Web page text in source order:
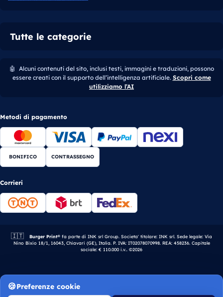
Tutte le categorie
🤖 Alcuni contenuti del sito, inclusi testi, immagini e traduzioni, possono
essere creati con il supporto dell’intelligenza artificiale. Scopri come
utilizziamo l’AI
Metodi di pagamento
BONIFICO CONTRASSEGNO
Corrieri
🇮🇹 Azienda italiana.
Burger Print® fa parte di INK srl Group. Societa' titolare: INK srl. Sede legale: Via
Nino Bixio 18/1, 16043, Chiavari (GE), Italia. P. IVA: IT02078070998. REA: 458236. Capitale
sociale: € 110.000 i.v.. ©2026
Preferenze cookie